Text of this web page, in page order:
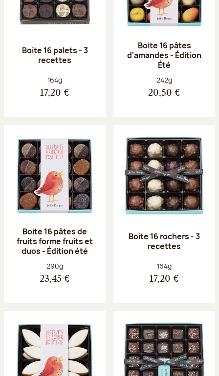
Boite 16 palets - 3
recettes
Poids net :
164g
17,20 €
Boite 16 pâtes
d'amandes - Édition
Été
Poids net :
242g
20,50 €
Boite 16 pâtes de
fruits forme fruits et
duos - Édition été
Poids net :
290g
23,45 €
Boite 16 rochers - 3
recettes
Poids net :
164g
17,20 €